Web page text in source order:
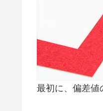
最初に、偏差値